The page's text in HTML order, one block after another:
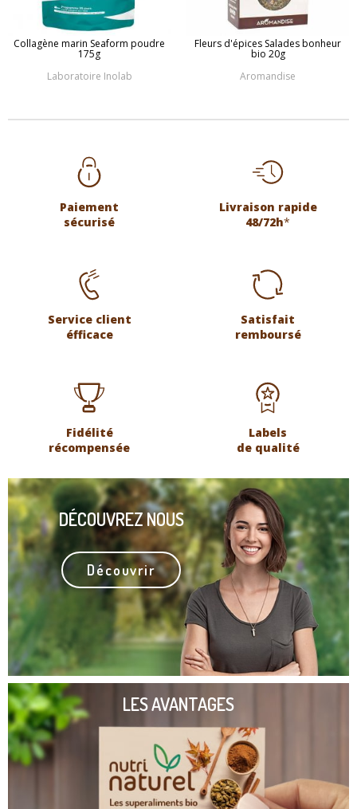
Collagène marin Seaform poudre
175g
Laboratoire Inolab
Fleurs d'épices Salades bonheur
bio 20g
Aromandise
Paiement
sécurisé
Livraison rapide
48/72h*
Service client
éfficace
Satisfait
remboursé
Fidélité
récompensée
Labels
de qualité
DÉCOUVREZ NOUS
Découvrir
LES AVANTAGES